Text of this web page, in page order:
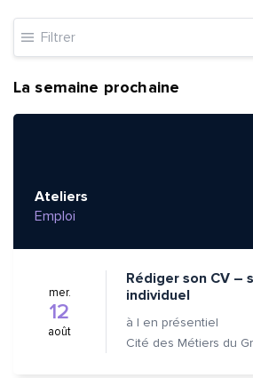
Filtrer
La semaine prochaine
Ateliers
Emploi
mer.
12
août
Rédiger son CV –
individuel
à | en présentiel